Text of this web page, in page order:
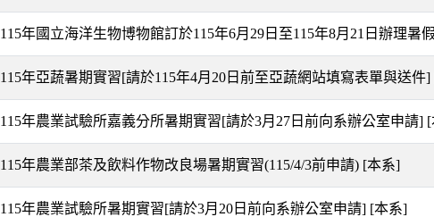
115年國立海洋生物博物館訂於115年6月29日至115年8月21日辦理暑
115年亞蔬暑期實習[請於115年4月20日前至亞蔬網站填寫表單與送件]
115年農業試驗所嘉義分所暑期實習[請於3月27日前向系辦公室申請] [
115年農業部茶及飲料作物改良場暑期實習(115/4/3前申請) [本系]
115年農業試驗所暑期實習[請於3月20日前向系辦公室申請] [本系]